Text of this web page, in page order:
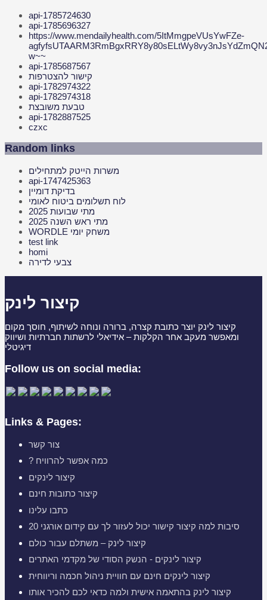
api-1785724630
api-1785696327
https://www.mendailyhealth.com/5ItMmgpeVUsYwFZe-
w~~
api-1785687567
קישור להצטרפות
api-1782974322
api-1782974318
טבעת משובצת
api-1782887525
czxc
Random links
משרות הייטק למתחילים
api-1747425363
בדיקת דומיין
לוח תשלומים ביטוח לאומי
מתי שבועות 2025
מתי ראש השנה 2025
WORDLE משחק יומי
test link
homi
צבעי לדירה
קיצור לינק
קיצור לינק יוצר כתובת קצרה, ברורה ונוחה לשיתוף, חוסך מקום
ומאפשר מעקב אחר הקלקות – אידיאלי לרשתות חברתיות ושיווק
דיגיטלי
Follow us on social media:
Links & Pages:
צור קשר
? כמה אפשר להרוויח
קיצור לינקים
קיצור כתובות חינם
כתבו עלינו
20 סיבות למה קיצור קישור יכול לעזור לך עם קידום אורגני
קיצור לינק – משתלם עבור כולם
קיצור לינקים - הנשק הסודי של מקדמי האתרים
קיצור לינקים חינם עם חוויית ניהול חכמה וריווחית
קיצור לינק בהתאמה אישית ולמה כדאי לכם להכיר אותו